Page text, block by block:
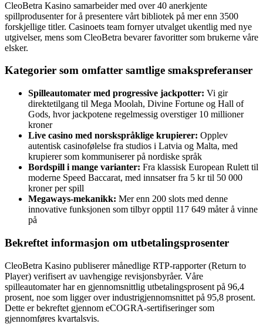
CleoBetra Kasino samarbeider med over 40 anerkjente
spillprodusenter for å presentere vårt bibliotek på mer enn 3500
forskjellige titler. Casinoets team fornyer utvalget ukentlig med nye
utgivelser, mens som CleoBetra bevarer favoritter som brukerne våre
elsker.
Kategorier som omfatter samtlige smakspreferanser
Spilleautomater med progressive jackpotter: Vi gir
direktetilgang til Mega Moolah, Divine Fortune og Hall of
Gods, hvor jackpotene regelmessig overstiger 10 millioner
kroner
Live casino med norskspråklige krupierer: Opplev
autentisk casinofølelse fra studios i Latvia og Malta, med
krupierer som kommuniserer på nordiske språk
Bordspill i mange varianter: Fra klassisk European Rulett til
moderne Speed Baccarat, med innsatser fra 5 kr til 50 000
kroner per spill
Megaways-mekanikk: Mer enn 200 slots med denne
innovative funksjonen som tilbyr opptil 117 649 måter å vinne
på
Bekreftet informasjon om utbetalingsprosenter
CleoBetra Kasino publiserer månedlige RTP-rapporter (Return to
Player) verifisert av uavhengige revisjonsbyråer. Våre
spilleautomater har en gjennomsnittlig utbetalingsprosent på 96,4
prosent, noe som ligger over industrigjennomsnittet på 95,8 prosent.
Dette er bekreftet gjennom eCOGRA-sertifiseringer som
gjennomføres kvartalsvis.